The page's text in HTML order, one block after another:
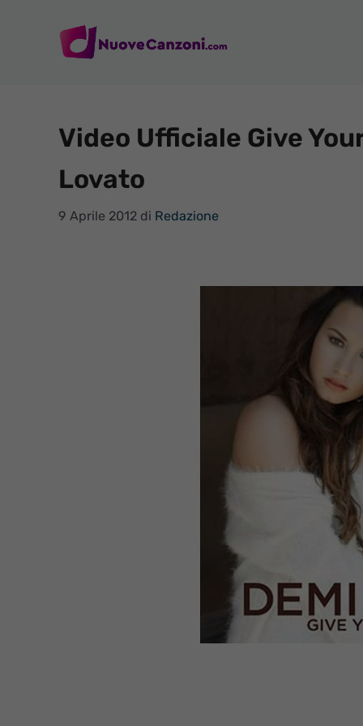
Video Ufficiale Give
Lovato
9 Aprile 2012 di Redazione